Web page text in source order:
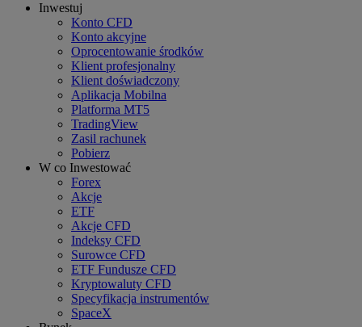
Inwestuj
Konto CFD
Konto akcyjne
Oprocentowanie środków
Klient profesjonalny
Klient doświadczony
Aplikacja Mobilna
Platforma MT5
TradingView
Zasil rachunek
Pobierz
W co Inwestować
Forex
Akcje
ETF
Akcje CFD
Indeksy CFD
Surowce CFD
ETF Fundusze CFD
Kryptowaluty CFD
Specyfikacja instrumentów
SpaceX